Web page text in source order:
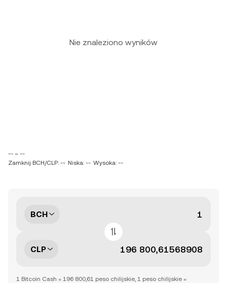
Nie znaleziono wyników
-- ~ --
Zamknij BCH/CLP: -- Niska: -- Wysoka: --
BCH
CLP
1 Bitcoin Cash = 196 800,61 peso chilijskie, 1 peso chilijskie =